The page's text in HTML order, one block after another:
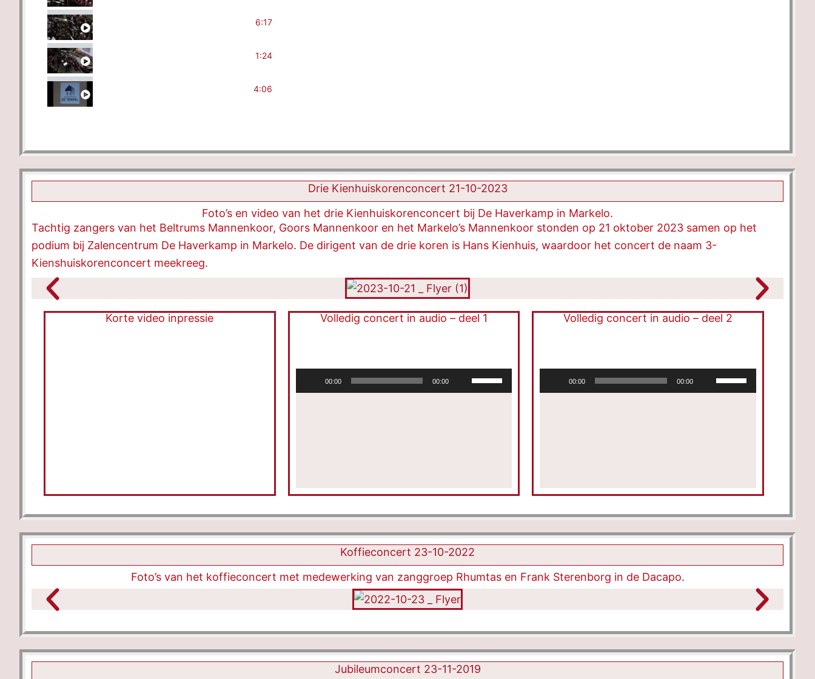
6:17
1:24
4:06
Drie Kienhuiskorenconcert 21-10-2023
Foto’s en video van het drie Kienhuiskorenconcert bij De Haverkamp in Markelo.
Tachtig zangers van het Beltrums Mannenkoor, Goors Mannenkoor en het Markelo’s Mannenkoor stonden op 21 oktober 2023 samen op het
podium bij Zalencentrum De Haverkamp in Markelo. De dirigent van de drie koren is Hans Kienhuis, waardoor het concert de naam 3-
Kienshuiskorenconcert meekreeg.
Korte video inpressie Volledig concert in audio – deel 1
Audiospeler
00:00 00:00
Gebruik
Omhoog/Omlaag
verhogen
of
te
verlagen.
Volledig concert in audio – deel 2
Audiospeler
00:00 00:00
Gebruik
Omhoog/Omlaag
verhogen
of
te
Koffieconcert 23-10-2022
Foto’s van het koffieconcert met medewerking van zanggroep Rhumtas en Frank Sterenborg in de Dacapo.
Jubileumconcert 23-11-2019